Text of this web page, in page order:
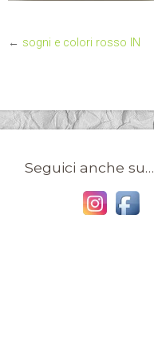
← sogni e colori rosso IN
Seguici anche su…